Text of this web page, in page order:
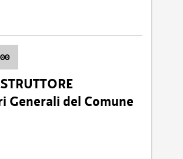
Generali del Comune